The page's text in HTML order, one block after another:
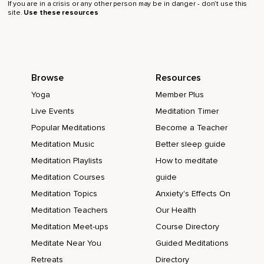
Vas a volver tu atención al centro de tu corazón donde
A tus manos y vas a llenar de gratitud,
Amor y alegría esa parte de tu cuerpo,
tomar lo bueno de la vida,
Lo que te da paz,
Lo que te genera armonía.
Y avanzando hacia arriba y ahora envía amor,
Gratitud y mucha alegría a tu cabeza y a todos tus sentidos,
Ojos,
If you are in a crisis or any other person may be in danger - don’t use this
site. Use these resources
Browse
Yoga
Live Events
Popular Meditations
Meditation Music
Meditation Playlists
Meditation Courses
Meditation Topics
Meditation Teachers
Meditation Meet-ups
Meditate Near You
Retreats
Resources
Member Plus
Meditation Timer
Become a Teacher
Better sleep guide
How to meditate
guide
Anxiety's Effects On
Our Health
Course Directory
Guided Meditations
Directory